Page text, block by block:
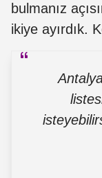
bulmanız
ikiye ayırdık.